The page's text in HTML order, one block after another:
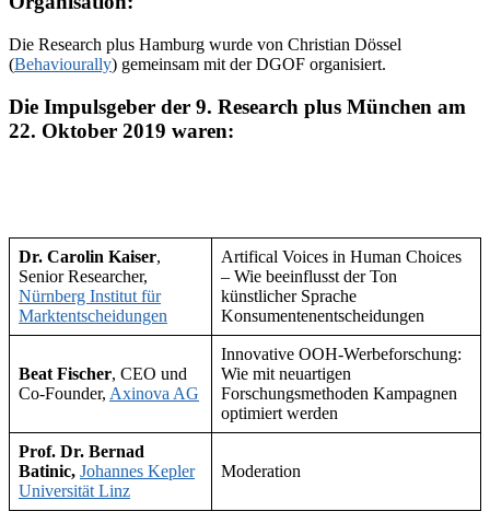
Die Research plus Hamburg wurde von Christian Dössel
(Behaviourally) gemeinsam mit der DGOF organisiert.
Die Impulsgeber der 9. Research plus München am
22. Oktober 2019 waren:
Dr. Carolin Kaiser,
Senior Researcher,
Nürnberg Institut für
Marktentscheidungen
Artifical Voices in Human Choices
– Wie beeinflusst der Ton
künstlicher Sprache
Konsumentenentscheidungen
Beat Fischer, CEO und
Co-Founder, Axinova AG
Innovative OOH-Werbeforschung:
Wie mit neuartigen
Forschungsmethoden Kampagnen
optimiert werden
Prof. Dr. Bernad
Batinic, Johannes Kepler
Universität Linz
Moderation